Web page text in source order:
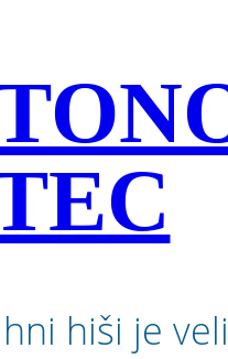
hiši je